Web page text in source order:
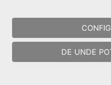
DE UNDE